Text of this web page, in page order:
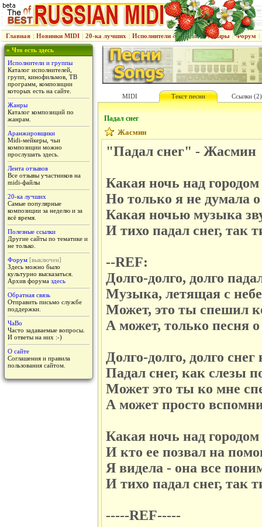
Главная | Новинки MIDI | 20-ка лучших | Исполнители & группы | Жанры | Форум |
» Что есть здесь
Исполнители и группы
Каталог исполнителей,
групп, кинофильмов, ТВ
программ, композиции
которых есть на сайте.
Жанры
Каталог композиций по
жанрам.
Аранжировщики
Midi-мейкеры, чьи
композиции можно
прослушать здесь.
Лента отзывов
Все отзывы участников на
midi-файлы
20-ка лучших
Самые популярные
композиции за неделю и за
всё время.
Полезные ссылки
Другие сайты по тематике и
не только.
Форум [выключен]
Здесь можно было
культурно высказаться.
Архив форума здесь
Обратная связь
Отправить письмо службе
поддержки.
ЧаВо
Часто задаваемые вопросы.
И ответы на них :-)
О сайте
Соглашения и правила
пользования сайтом.
MIDI Текст песни Ссылки (2)
Падал снег
Жасмин
"Падал снег" - Жасмин
Какая ночь над городом
Но только я не думала
Какая ночью музыка
И тихо падал снег, так
--REF:
Долго-долго, долго
Музыка, летящая с
Может, это ты спешил
А может, только песня о
Долго-долго, долго
Падал снег, как слезы
Может это ты ко мне
А может просто
Какая ночь над городом
И кто ее позвал на
Я видела - она все
И тихо падал снег, так
-----REF-----